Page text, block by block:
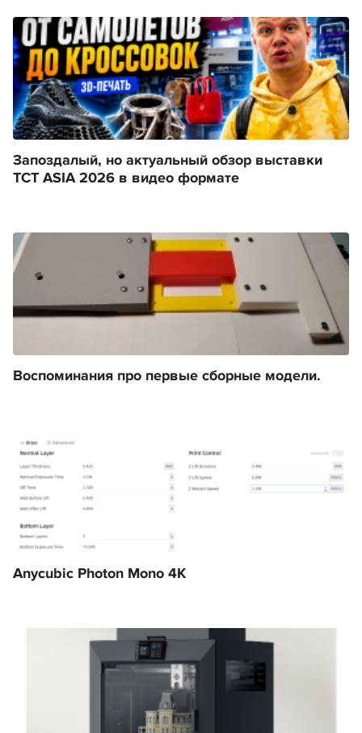
Запоздалый, но актуальный обзор выставки
TCT ASIA 2026 в видео формате
Воспоминания про первые сборные модели.
Anycubic Photon Mono 4K